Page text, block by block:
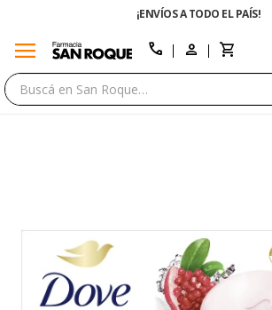
¡ENVÍOS A TODO EL PAÍS!
menu call
close